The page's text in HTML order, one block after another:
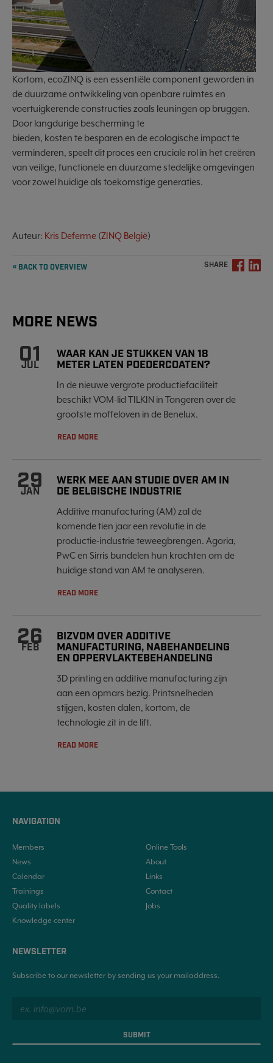
Kortom, ecoZINQ is een essentiële component geworden in
de duurzame ontwikkeling van openbare ruimtes en
voertuigkerende constructies zoals leuningen op bruggen.
Door langdurige bescherming te
bieden, kosten te besparen en de ecologische impact te
verminderen, speelt dit proces een cruciale rol in het creëren
van veilige, functionele en duurzame stedelijke omgevingen
voor zowel huidige als toekomstige generaties.
Auteur: Kris Deferme (ZINQ België)
« BACK TO OVERVIEW SHARE
MORE NEWS
01
JUL
WAAR KAN JE STUKKEN VAN 18
METER LATEN POEDERCOATEN?
In de nieuwe vergrote productiefaciliteit
beschikt VOM-lid TILKIN in Tongeren over de
grootste moffeloven in de Benelux.
READ MORE
29
JAN
WERK MEE AAN STUDIE OVER AM IN
DE BELGISCHE INDUSTRIE
Additive manufacturing (AM) zal de
komende tien jaar een revolutie in de
productie-industrie teweegbrengen. Agoria,
PwC en Sirris bundelen hun krachten om de
huidige stand van AM te analyseren.
READ MORE
26
FEB
BIZVOM OVER ADDITIVE
MANUFACTURING, NABEHANDELING
EN OPPERVLAKTEBEHANDELING
3D printing en additive manufacturing zijn
aan een opmars bezig. Printsnelheden
stijgen, kosten dalen, kortom, de
technologie zit in de lift.
READ MORE
NAVIGATION
Members
News
Calendar
Trainings
Quality labels
Knowledge center
Online Tools
About
Links
Contact
Jobs
NEWSLETTER
Subscribe to our newsletter by sending us your mailaddress.
SUBMIT